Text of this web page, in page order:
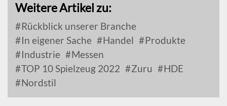
Weitere Artikel zu:
Rückblick unserer Branche
In eigener Sache
Handel
Produkte
Industrie
Messen
TOP 10 Spielzeug 2022
Zuru
HDE
Nordstil